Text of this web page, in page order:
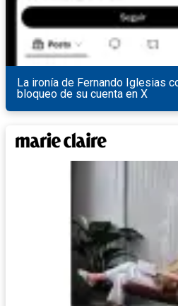
La ironía de Fernando Iglesias
bloqueo de su cuenta en X